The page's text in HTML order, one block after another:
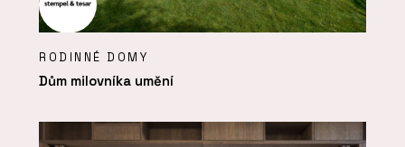
RODINNÉ DOMY
Dům milovníka umění